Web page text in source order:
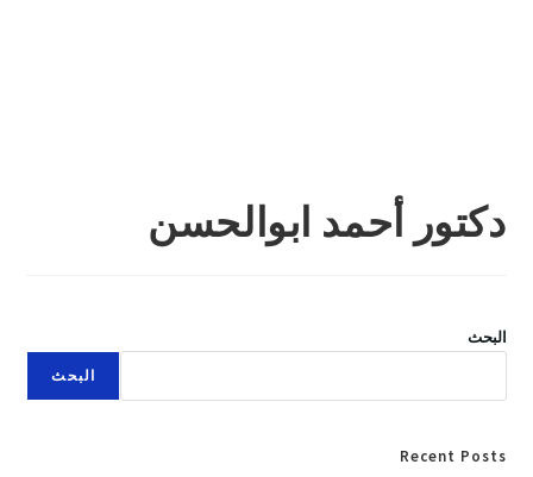
دكتور أحمد ابوالحسن
البحث
البحث
Recent Posts